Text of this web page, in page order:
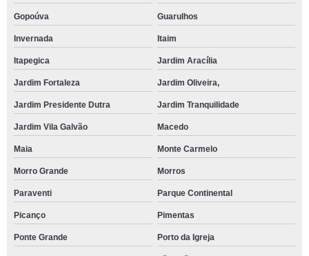
Gopoúva Guarulhos
Invernada Itaim
Itapegica Jardim Aracília
Jardim Fortaleza Jardim Oliveira,
Jardim Presidente Dutra Jardim Tranquilidade
Jardim Vila Galvão Macedo
Maia Monte Carmelo
Morro Grande Morros
Paraventi Parque Continental
Picanço Pimentas
Ponte Grande Porto da Igreja